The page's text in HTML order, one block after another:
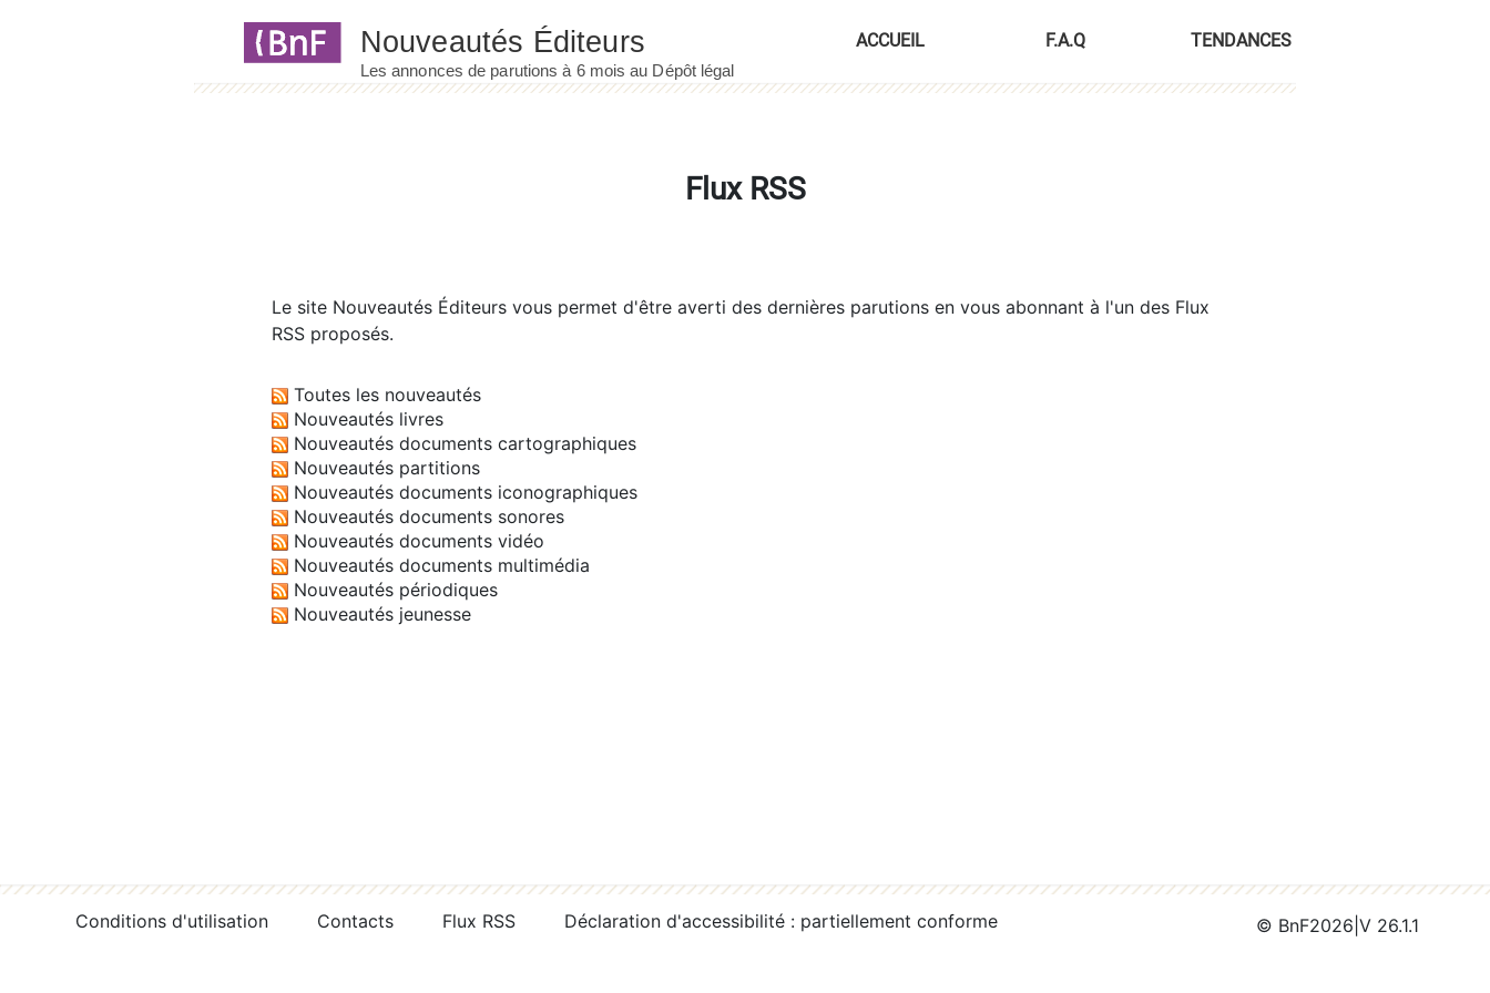
ACCUEIL F.A.Q TENDANCES
Flux RSS
Le site Nouveautés Éditeurs vous permet d'être averti des dernières parutions en vous abonnant à l'un des Flux
RSS proposés.
Toutes les nouveautés
Nouveautés livres
Nouveautés documents cartographiques
Nouveautés partitions
Nouveautés documents iconographiques
Nouveautés documents sonores
Nouveautés documents vidéo
Nouveautés documents multimédia
Nouveautés périodiques
Nouveautés jeunesse
Conditions d'utilisation Contacts Flux RSS Déclaration d'accessibilité : partiellement conforme © BnF2026 V 26.1.1